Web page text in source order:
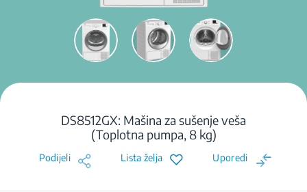
DS8512GX: Mašina za sušenje veša
(Toplotna pumpa, 8 kg)
Podijeli Lista želja Uporedi